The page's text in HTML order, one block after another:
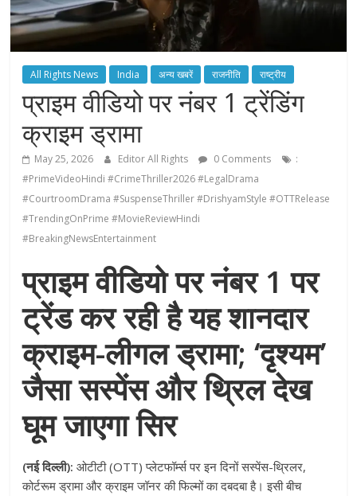
All Rights News India अन्य खबरें राजनीति राष्ट्रीय
प्राइम वीडियो पर नंबर 1 ट्रेंडिंग
क्राइम ड्रामा
May 25, 2026 Editor All Rights 0 Comments
:
#PrimeVideoHindi #CrimeThriller2026 #LegalDrama
#CourtroomDrama #SuspenseThriller #DrishyamStyle #OTTRelease
#TrendingOnPrime #MovieReviewHindi
#BreakingNewsEntertainment
प्राइम वीडियो पर नंबर 1 पर
ट्रेंड कर रही है यह शानदार
क्राइम-लीगल ड्रामा; ‘दृश्यम’
जैसा सस्पेंस और थ्रिल देख
घूम जाएगा सिर
(नई दिल्ली): ओटीटी (OTT) प्लेटफॉर्म्स पर इन दिनों सस्पेंस-थ्रिलर,
कोर्टरूम ड्रामा और क्राइम जॉनर की फिल्मों का दबदबा है। इसी बीच